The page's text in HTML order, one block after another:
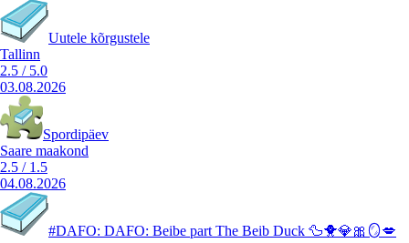
Uutele kõrgustele
Tallinn
2.5 / 5.0
03.08.2026
Spordipäev
Saare maakond
2.5 / 1.5
04.08.2026
#DAFO: DAFO: Beibe part The Beib Duck 🦆🐥💎🎀🪞💋